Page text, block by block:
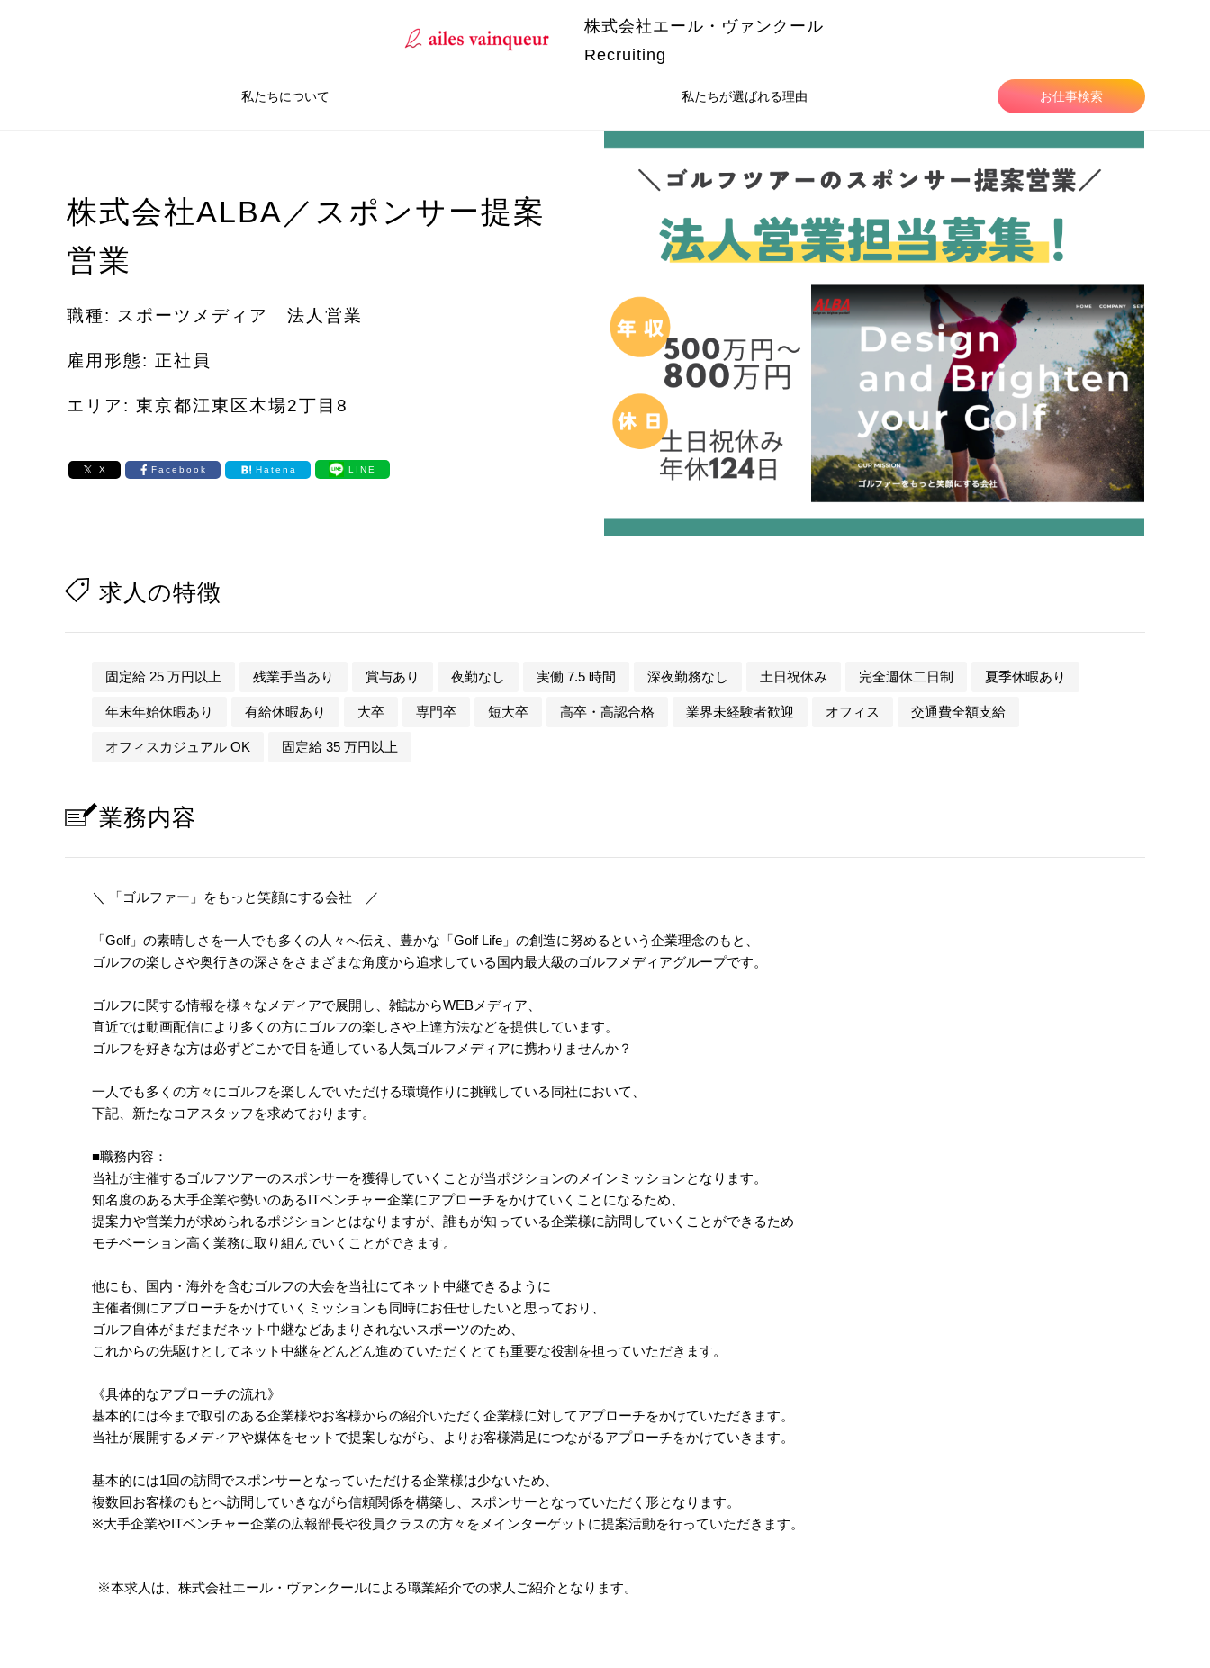
株式会社エール・ヴァンクール
Recruiting
私たちについて 私たちが選ばれる理由 お仕事検索
株式会社ALBA／スポンサー提案
営業
職種: スポーツメディア 法人営業
雇用形態: 正社員
エリア: 東京都江東区木場2丁目8
X Facebook Hatena LINE
求人の特徴
固定給 25 万円以上 残業手当あり 賞与あり 夜勤なし 実働 7.5 時間 深夜勤務なし 土日祝休み 完全週休二日制 夏季休暇あり
年末年始休暇あり 有給休暇あり 大卒 専門卒 短大卒 高卒・高認合格 業界未経験者歓迎 オフィス 交通費全額支給
オフィスカジュアル OK 固定給 35 万円以上
業務内容
＼ 「ゴルファー」をもっと笑顔にする会社 ／
「Golf」の素晴しさを一人でも多くの人々へ伝え、豊かな「Golf Life」の創造に努めるという企業理念のもと、
ゴルフの楽しさや奥行きの深さをさまざまな角度から追求している国内最大級のゴルフメディアグループです。
ゴルフに関する情報を様々なメディアで展開し、雑誌からWEBメディア、
直近では動画配信により多くの方にゴルフの楽しさや上達方法などを提供しています。
ゴルフを好きな方は必ずどこかで目を通している人気ゴルフメディアに携わりませんか？
一人でも多くの方々にゴルフを楽しんでいただける環境作りに挑戦している同社において、
下記、新たなコアスタッフを求めております。
■職務内容：
当社が主催するゴルフツアーのスポンサーを獲得していくことが当ポジションのメインミッションとなります。
知名度のある大手企業や勢いのあるITベンチャー企業にアプローチをかけていくことになるため、
提案力や営業力が求められるポジションとはなりますが、誰もが知っている企業様に訪問していくことができるため
モチベーション高く業務に取り組んでいくことができます。
他にも、国内・海外を含むゴルフの大会を当社にてネット中継できるように
主催者側にアプローチをかけていくミッションも同時にお任せしたいと思っており、
ゴルフ自体がまだまだネット中継などあまりされないスポーツのため、
これからの先駆けとしてネット中継をどんどん進めていただくとても重要な役割を担っていただきます。
《具体的なアプローチの流れ》
基本的には今まで取引のある企業様やお客様からの紹介いただく企業様に対してアプローチをかけていただきます。
当社が展開するメディアや媒体をセットで提案しながら、よりお客様満足につながるアプローチをかけていきます。
基本的には1回の訪問でスポンサーとなっていただける企業様は少ないため、
複数回お客様のもとへ訪問していきながら信頼関係を構築し、スポンサーとなっていただく形となります。
※大手企業やITベンチャー企業の広報部長や役員クラスの方々をメインターゲットに提案活動を行っていただきます。
※本求人は、株式会社エール・ヴァンクールによる職業紹介での求人ご紹介となります。